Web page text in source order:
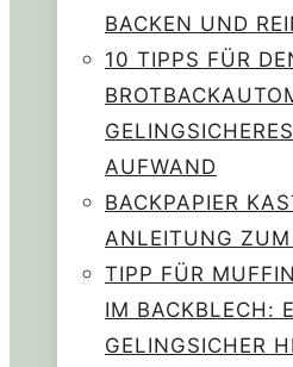
BACKEN UND
10 TIPPS FÜR
AUFWAND
BACKPAPIER
ANLEITUNG
TIPP FÜR
IM BACKBLECH:
GELINGSICHER